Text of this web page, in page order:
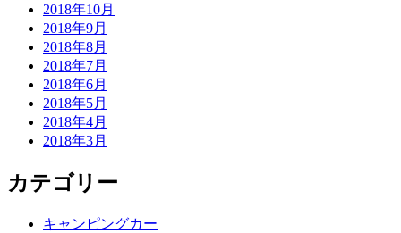
2018年10月
2018年9月
2018年8月
2018年7月
2018年6月
2018年5月
2018年4月
2018年3月
カテゴリー
キャンピングカー